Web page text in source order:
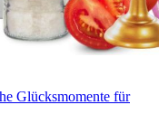
Glücksmomente für